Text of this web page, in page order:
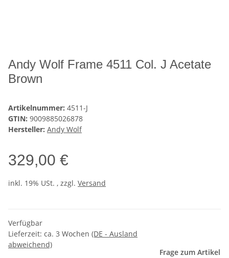
Andy Wolf Frame 4511 Col. J Acetate
Brown
Artikelnummer: 4511-J
GTIN: 9009885026878
Hersteller: Andy Wolf
329,00 €
inkl. 19% USt. , zzgl. Versand
Verfügbar
Lieferzeit: ca. 3 Wochen (DE - Ausland
abweichend)
Frage zum Artikel